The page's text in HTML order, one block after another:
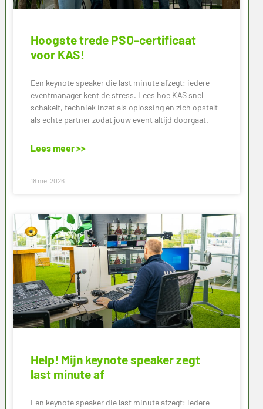
Hoogste trede PSO-certificaat
voor KAS!
Een keynote speaker die last minute afzegt: iedere
eventmanager kent de stress. Lees hoe KAS snel
schakelt, techniek inzet als oplossing en zich opstelt
als echte partner zodat jouw event altijd doorgaat.
Lees meer >>
18 mei 2026
Help! Mijn keynote speaker zegt
last minute af
Een keynote speaker die last minute afzegt: iedere